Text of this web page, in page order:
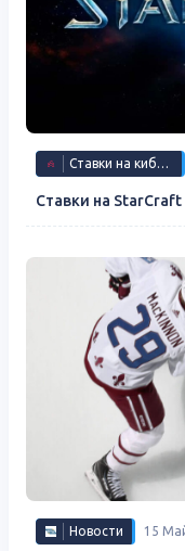
Ставки на киберспорт
Ставки на StarCraft
Новости 15